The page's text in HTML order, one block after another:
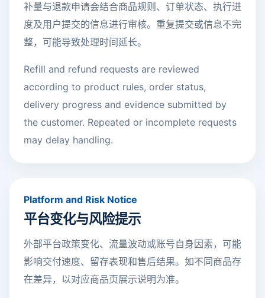
补量与退款申请会结合商品规则、订单状态、执行进
度及用户提交的信息进行审核。重复提交或信息不完
整，可能导致处理时间延长。
Refill and refund requests are reviewed
according to product rules, order status,
delivery progress and evidence submitted by
the customer. Repeated or incomplete requests
may delay handling.
Platform and Risk Notice
平台变化与风险提示
外部平台政策变化、流量波动或账号自身因素，可能
影响交付速度、留存表现和售后结果。如不同商品存
在差异，以对应商品页展示说明为准。